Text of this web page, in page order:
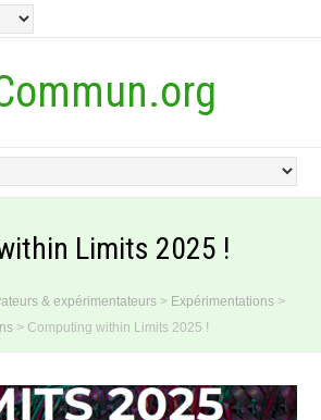
Limits 2025 !
& expérimentateurs > Expérimentations >
>Computing within Limits 2025 !